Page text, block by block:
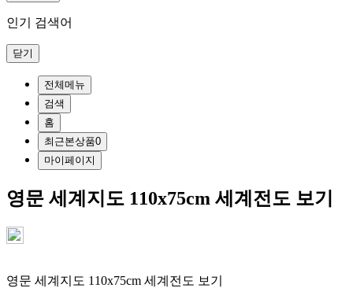
인기 검색어
닫기
전체메뉴
검색
홈
최근본상품0
마이페이지
영문 세계지도 110x75cm 세계전도 보기
영문 세계지도 110x75cm 세계전도 보기